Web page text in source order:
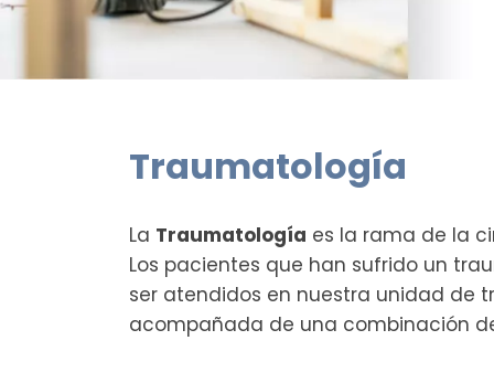
Traumatología
La Traumatología es la rama de la
Los pacientes que han sufrido un
ser atendidos en nuestra unidad de
acompañada de una combinación